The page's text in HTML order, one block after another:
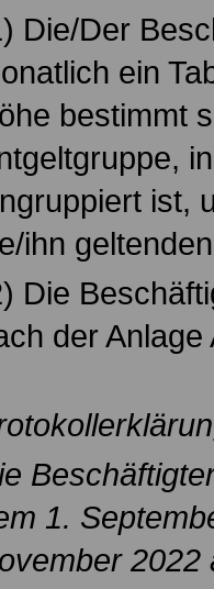
Die/Der
ein
bestimmt
ist,
ihn
Die
der Anlage
1.
2022